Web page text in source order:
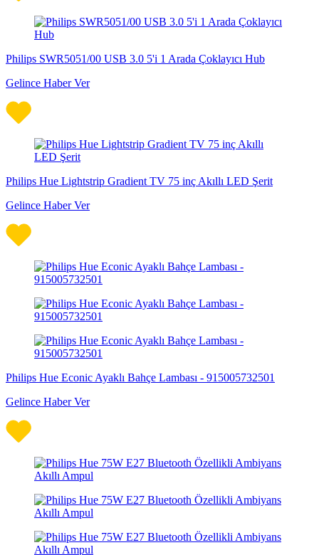
Philips SWR5051/00 USB 3.0 5'i 1 Arada Çoklayıcı Hub
Gelince Haber Ver
Philips Hue Lightstrip Gradient TV 75 inç Akıllı LED Şerit
Gelince Haber Ver
Philips Hue Econic Ayaklı Bahçe Lambası - 915005732501
Gelince Haber Ver